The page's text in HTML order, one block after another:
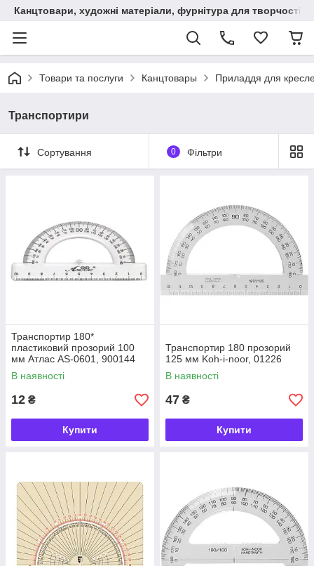
Канцтовари, художні матеріали, фурнітура для творчості
Товари та послуги Канцтовары Приладдя для
Транспортири
Сортування 0 Фільтри
Транспортир 180*
пластиковий прозорий 100
мм Атлас AS-0601, 900144
В наявності
12 ₴
Купити
Транспортир 180 прозорий
125 мм Koh-i-noor, 01226
В наявності
47 ₴
Купити